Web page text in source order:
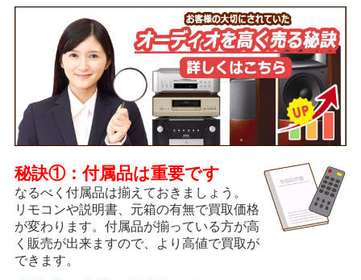
秘訣①：付属品は重要です
なるべく付属品は揃えておきましょう。
リモコンや説明書、元箱の有無で買取価格
が変わります。付属品が揃っている方が高
く販売が出来ますので、より高値で買取が
できます。